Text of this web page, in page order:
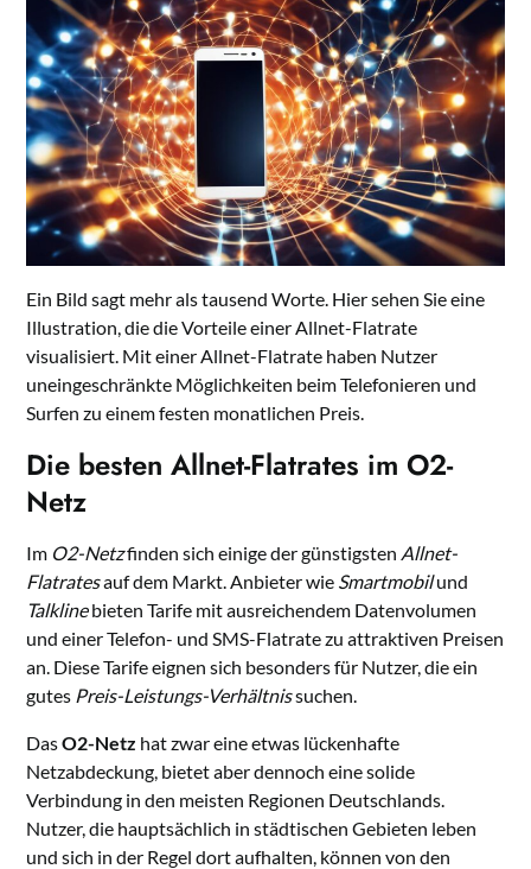
Ein Bild sagt mehr als tausend Worte. Hier sehen Sie eine
Illustration, die die Vorteile einer Allnet-Flatrate
visualisiert. Mit einer Allnet-Flatrate haben Nutzer
uneingeschränkte Möglichkeiten beim Telefonieren und
Surfen zu einem festen monatlichen Preis.
Die besten Allnet-Flatrates im O2-
Netz
Im O2-Netzfinden sich einige der günstigsten Allnet-
Flatratesauf dem Markt. Anbieter wie Smartmobilund
Talklinebieten Tarife mit ausreichendem Datenvolumen
und einer Telefon- und SMS-Flatrate zu attraktiven Preisen
an. Diese Tarife eignen sich besonders für Nutzer, die ein
gutes Preis-Leistungs-Verhältnissuchen.
DasO2-Netz hat zwar eine etwas lückenhafte
Netzabdeckung, bietet aber dennoch eine solide
Verbindung in den meisten Regionen Deutschlands.
Nutzer, die hauptsächlich in städtischen Gebieten leben
und sich in der Regel dort aufhalten, können von den